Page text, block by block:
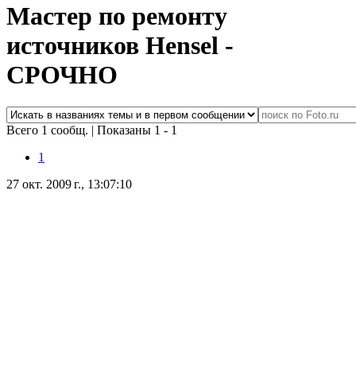
Мастер по ремонту
источников Hensel -
СРОЧНО
Всего 1 сообщ. | Показаны 1 - 1
1
27 окт. 2009 г., 13:07:10